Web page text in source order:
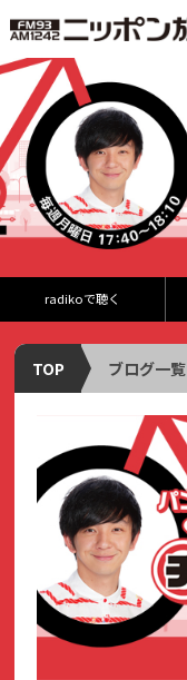
radikoで聴く
TOP ブログ一覧